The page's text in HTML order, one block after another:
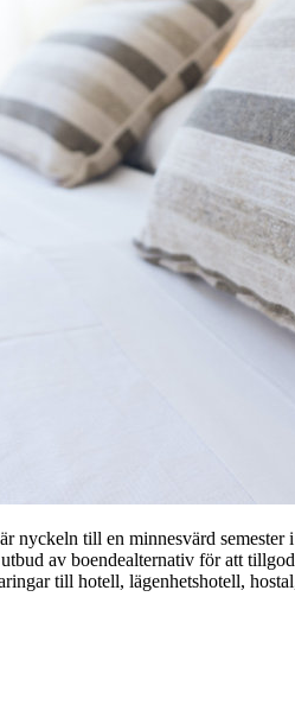
nyckeln till en minnesvärd
av boendealternativ för att
till hotell, lägenhetshotell,